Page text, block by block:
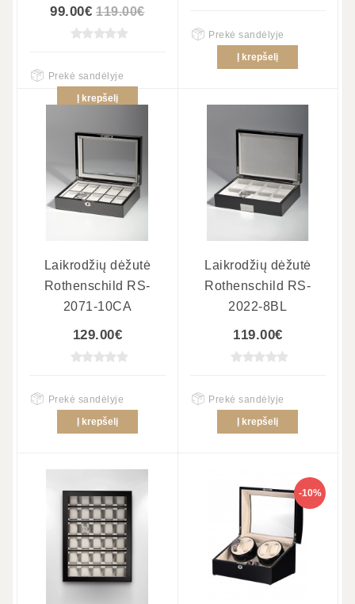
99.00€ 119.00€
Prekė sandėlyje
Į krepšelį
Prekė sandėlyje
Į krepšelį
Laikrodžių dėžutė
Rothenschild RS-
2071-10CA
129.00€
Prekė sandėlyje
Į krepšelį
Laikrodžių dėžutė
Rothenschild RS-
2022-8BL
119.00€
Prekė sandėlyje
Į krepšelį
-10%